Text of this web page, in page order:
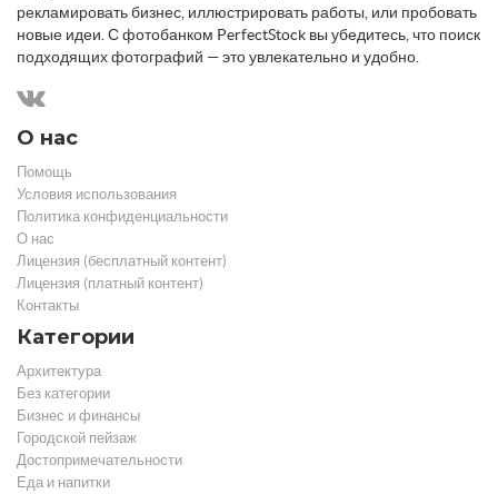
рекламировать бизнес, иллюстрировать работы, или пробовать
новые идеи. С фотобанком PerfectStock вы убедитесь, что поиск
подходящих фотографий — это увлекательно и удобно.
О нас
Помощь
Условия использования
Политика конфиденциальности
О нас
Лицензия (бесплатный контент)
Лицензия (платный контент)
Контакты
Категории
Архитектура
Без категории
Бизнес и финансы
Городской пейзаж
Достопримечательности
Еда и напитки